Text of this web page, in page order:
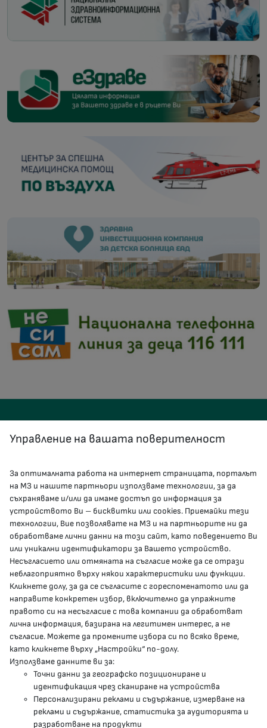
КОНТАКТИ
гр.София, 1000, пл. „Света Неделя“ №5
delovodstvo@mh.government.bg
presscenter@mh.government.bg
МЗ В СОЦИАЛНИТЕ МРЕЖИ
Facebook страница
Instragram профил
YouTube канал
Threads профил
Управление на вашата поверителност
За оптималната работа на интернет страницата, порталът
на МЗ и нашите партньори използваме технологии, за да
съхраняваме и/или да имаме достъп до информация за
устройството Ви – бисквитки или cookies. Приемайки тези
технологии, Вие позволявате на МЗ и на партньорите ни да
обработваме лични данни на този сайт, като поведението Ви
или уникални идентификатори за Вашето устройство.
Несъгласието или отмяната на съгласие може да се отрази
неблагоприятно върху някои характеристики или функции.
Кликнете долу, за да се съгласите с гореспоменатото или да
направите конкретен избор, включително да упражните
правото си на несъгласие с това компании да обработват
лична информация, базирана на легитимен интерес, а не
съгласие. Можете да промените избора си по всяко време,
като кликнете върху „Настройки“ по-долу.
Използваме данните ви за:
Точни данни за географско позициониране и
идентификация чрез сканиране на устройства
Персонализирани реклами и съдържание, измерване на
реклами и съдържание, статистика за аудиторията и
разработване на продукти